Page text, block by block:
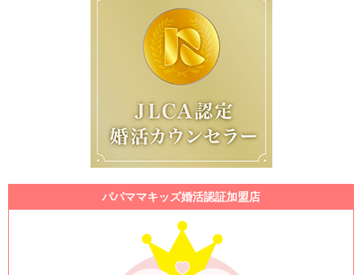
パパママキッズ婚活認証加盟店